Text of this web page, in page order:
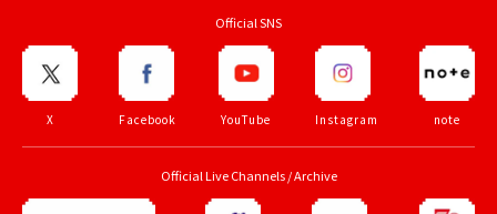
Official SNS
X Facebook YouTube Instagram note
Official Live Channels / Archive